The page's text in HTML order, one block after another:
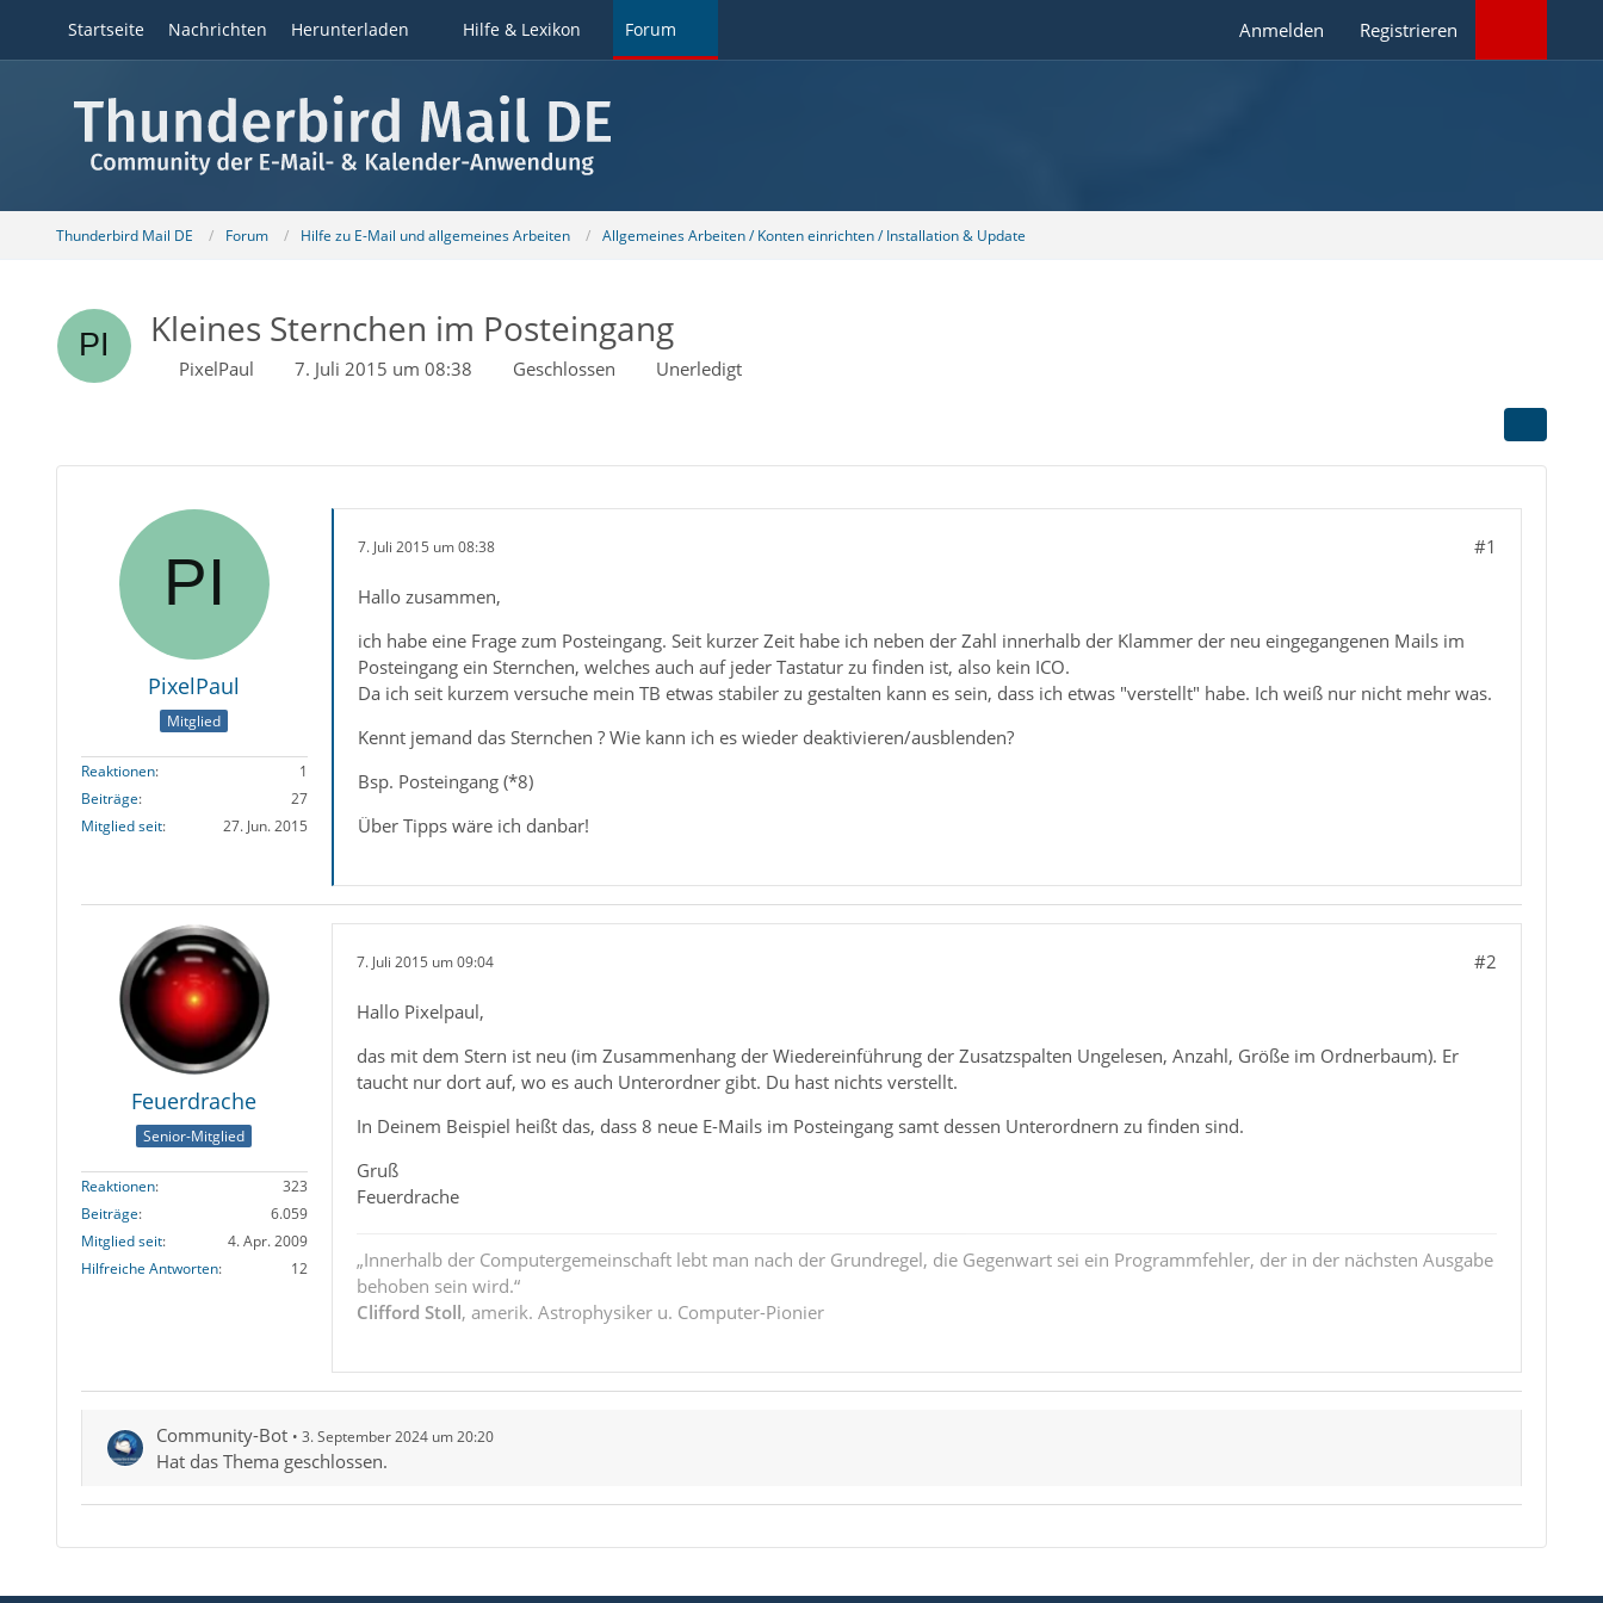
Startseite Nachrichten Herunterladen Hilfe & Lexikon Forum Anmelden Registrieren
Thunderbird Mail DE Forum Hilfe zu E-Mail und allgemeines Arbeiten Allgemeines Arbeiten / Konten einrichten / Installation & Update
Kleines Sternchen im Posteingang
PixelPaul 7. Juli 2015 um 08:38 Geschlossen Unerledigt
PixelPaul
Mitglied
Reaktionen
1
Beiträge
27
Mitglied seit
27. Jun. 2015
7. Juli 2015 um 08:38 #1
Hallo zusammen,
ich habe eine Frage zum Posteingang. Seit kurzer Zeit habe ich neben der Zahl innerhalb der Klammer der neu eingegangenen Mails im
Posteingang ein Sternchen, welches auch auf jeder Tastatur zu finden ist, also kein ICO.
Da ich seit kurzem versuche mein TB etwas stabiler zu gestalten kann es sein, dass ich etwas "verstellt" habe. Ich weiß nur nicht mehr was.
Kennt jemand das Sternchen ? Wie kann ich es wieder deaktivieren/ausblenden?
Bsp. Posteingang (*8)
Über Tipps wäre ich danbar!
Feuerdrache
Senior-Mitglied
Reaktionen
323
Beiträge
6.059
Mitglied seit
4. Apr. 2009
Hilfreiche Antworten
12
7. Juli 2015 um 09:04 #2
Hallo Pixelpaul,
das mit dem Stern ist neu (im Zusammenhang der Wiedereinführung der Zusatzspalten Ungelesen, Anzahl, Größe im Ordnerbaum). Er
taucht nur dort auf, wo es auch Unterordner gibt. Du hast nichts verstellt.
In Deinem Beispiel heißt das, dass 8 neue E-Mails im Posteingang samt dessen Unterordnern zu finden sind.
Gruß
Feuerdrache
„Innerhalb der Computergemeinschaft lebt man nach der Grundregel, die Gegenwart sei ein Programmfehler, der in der nächsten Ausgabe
behoben sein wird.“
Clifford Stoll, amerik. Astrophysiker u. Computer-Pionier
Community-Bot 3. September 2024 um 20:20
Hat das Thema geschlossen.